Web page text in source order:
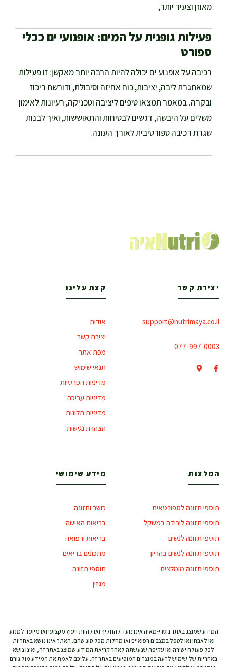
מאוזן וצעיר יותר,
פעילות גופנית על המים: אופנועי ים ככלי
ספורט
רכיבה על אופנוע ים יכולה להיות הרבה יותר מאקשן: זו פעילות
שמאתגרת ליבה, יציבות, כוח אחיזה וסיבולת, ודורשת ריכוז
ובקרה. במאמר תמצאו טיפים ליציבה וטכניקה, רעיונות לאימון
משלים על היבשה, דגשים לבטיחות והתאוששות, ואיך לבנות
שגרת רכיבה ספורטיבית לאורך העונה.
יצירת קשר
support@nutrimaya.co.il
077-997-0003
קצת עלינו
אודות
יצירת קשר
מפת אתר
תנאי שימוש
מדיניות הפרטיות
מדיניות עריכה
מדיניות תלונות
הצהרת נגישות
המלצות
תוספי תזונה לספורטאים
תוספי תזונה לירידה במשקל
תוספי תזונה לנשים
תוספי תזונה לנשים בהריון
תוספי תזונה מומלצים
מידע שימושי
כושר ותזונה
בריאות האישה
בריאות ורפואה
מתכונים בריאים
תוספי תזונה
מגזין
המידע שמוצג באתר נוטרי-מאיה אינו נועד להחליף ואו להוות ייעוץ מקצועי ואו מיועד למנוע
ואו לאבחן ואו לטפל במצבים רפואיים ואו מחלות מכל סוג שהם. האתר אינו נושא באחריות
לכל פעולה ישירה ואו עקיפה שנעשתה לאחר קריאת המידע שמוצג באתר זה, ואינו נושא
באחריות של שימוש לרעה במוצרים המופיעים באתר זה. עליכם לאמת את המידע מול גורם